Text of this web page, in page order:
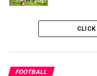
FOOTBALL